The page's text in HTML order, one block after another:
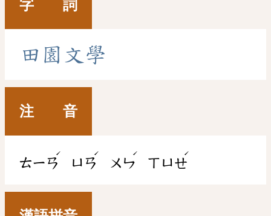
字 詞
田 園 文 學
注 音
ㄊㄧㄢ
ˊ
ㄩㄢ
ˊ
ㄨㄣ
ˊ
ㄒㄩㄝ
ˊ